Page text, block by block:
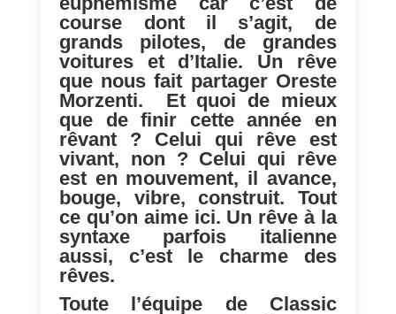
course dont il s’agit, de
grands pilotes, de grandes
voitures et d’Italie. Un rêve
que nous fait partager Oreste
Morzenti. Et quoi de mieux
que de finir cette année en
rêvant ? Celui qui rêve est
vivant, non ? Celui qui rêve
est en mouvement, il avance,
bouge, vibre, construit. Tout
ce qu’on aime ici. Un rêve à la
syntaxe parfois italienne
aussi, c’est le charme des
rêves.
Toute l’équipe de Classic